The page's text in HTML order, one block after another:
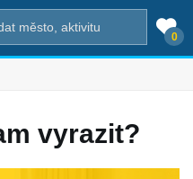
0
vyrazit?